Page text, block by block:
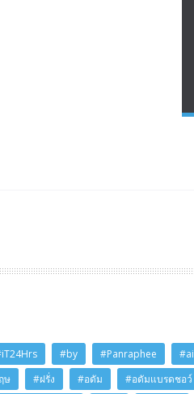
#by #Panraphee #ai
ษ #ฝรั่ง #อดัม #อดัมแบรดชอว์